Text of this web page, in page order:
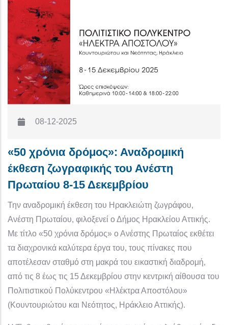
08-12-2025
«50 χρόνια δρόμος»: Αναδρομική
έκθεση ζωγραφικής του Ανέστη
Πρωταίου 8-15 Δεκεμβρίου
Την αναδρομική έκθεση του Ηρακλειώτη ζωγράφου,
Ανέστη Πρωταίου, φιλοξενεί ο Δήμος Ηρακλείου Αττικής.
Με τίτλο «50 χρόνια δρόμος» ο Ανέστης Πρωταίος εκθέτει
τα διαχρονικά καλύτερα έργα του, τους πίνακες που
αποτέλεσαν σταθμό στη μακρά του εικαστική διαδρομή,
από τις 8 έως τις 15 Δεκεμβρίου στην κεντρική αίθουσα του
Πολιτιστικού Πολύκεντρου «Ηλέκτρα Αποστόλου»
(Κουντουριώτου και Νεότητος, Ηράκλειο Αττικής).